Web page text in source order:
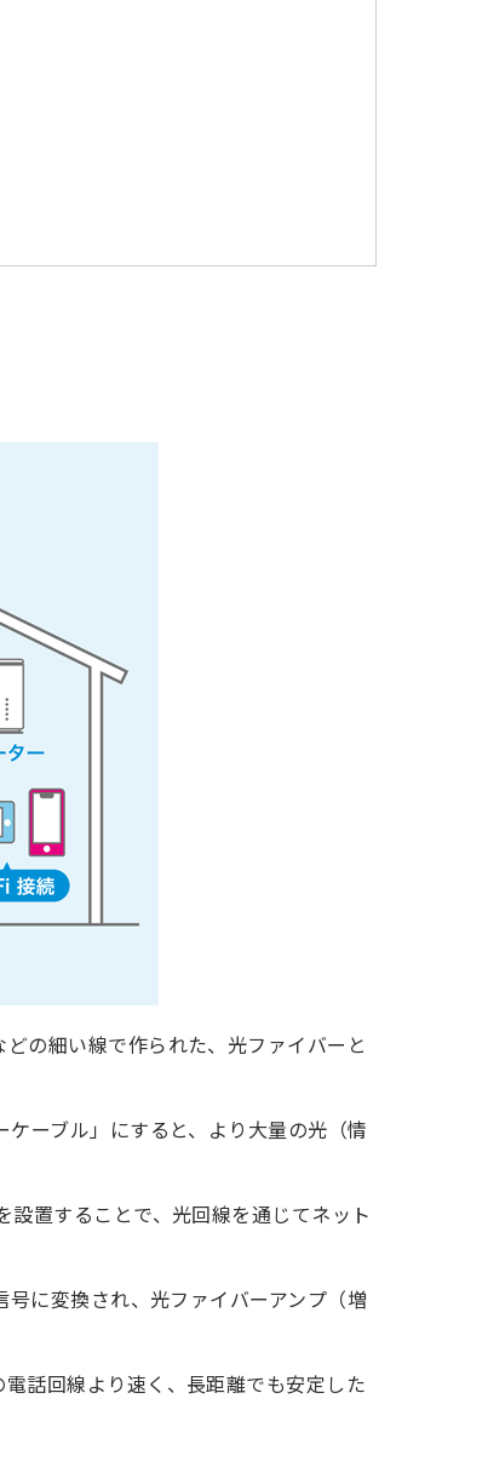
の細い線で作られた、光ファイバーと
ーブル」にすると、より大量の光（情
置することで、光回線を通じてネット
に変換され、光ファイバーアンプ（増
話回線より速く、長距離でも安定した